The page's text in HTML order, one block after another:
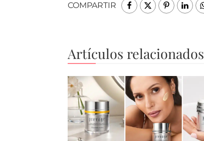
COMPARTIR
Artículos relacionados